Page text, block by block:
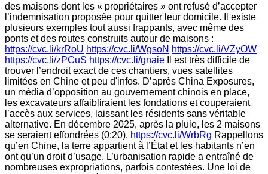
des maisons dont les « propriétaires » ont refusé d’accepter
l’indemnisation proposée pour quitter leur domicile. Il existe
plusieurs exemples tout aussi frappants, avec même des
ponts et des routes construits autour de maisons :
https://cvc.li/krRoU https://cvc.li/WgsoN https://cvc.li/VZyOW
https://cvc.li/zPCuS https://cvc.li/gnaie Il est très difficile de
trouver l’endroit exact de ces chantiers, vues satellites
limitées en Chine et peu d'infos. D’après China Exposures,
un média d’opposition au gouvernement chinois en place,
les excavateurs affaibliraient les fondations et couperaient
l’accès aux services, laissant les résidents sans véritable
alternative. En décembre 2025, après la pluie, les 2 maisons
se seraient effondrées (0:20). https://cvc.li/WrbRg Rappellons
qu’en Chine, la terre appartient à l’État et les habitants n’en
ont qu’un droit d’usage. L’urbanisation rapide a entraîné de
nombreuses expropriations, parfois contestées. Une loi de